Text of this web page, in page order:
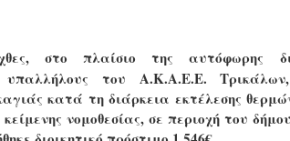
στο πλαίσιο της αυτόφωρης
υπαλλήλους του Α.Κ.Α.Ε.Ε.
κατά τη διάρκεια εκτέλεσης
νομοθεσίας, σε περιοχή του